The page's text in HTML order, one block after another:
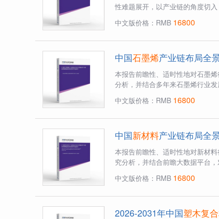
性难题展开，以产业链的角度切
中文版价格：RMB 16800
中国石墨烯产业链布局全
本报告前瞻性、适时性地对石墨
分析，并结合多年来石墨烯行业
中文版价格：RMB 16800
中国新材料产业链布局全
本报告前瞻性、适时性地对新材
究分析，并结合前瞻大数据平台
中文版价格：RMB 16800
2026-2031年中国塑木复